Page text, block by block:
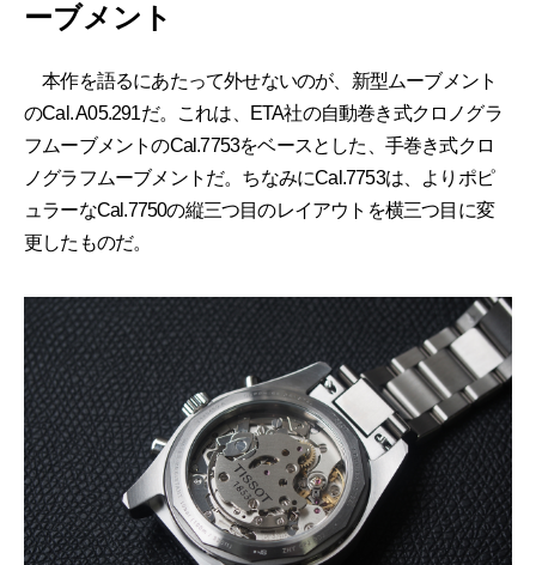
ーブメント
本作を語るにあたって外せないのが、新型ムーブメント
のCal. A05.291だ。これは、ETA社の自動巻き式クロノグラ
フムーブメントのCal.7753をベースとした、手巻き式クロ
ノグラフムーブメントだ。ちなみにCal.7753は、よりポピ
ュラーなCal.7750の縦三つ目のレイアウトを横三つ目に変
更したものだ。